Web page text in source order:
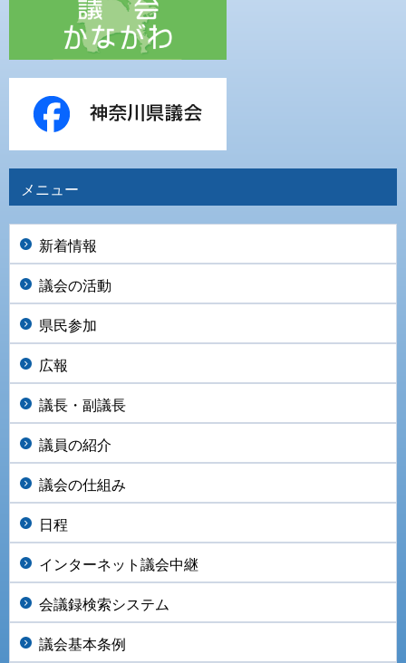
メニュー
新着情報
議会の活動
県民参加
広報
議長・副議長
議員の紹介
議会の仕組み
日程
インターネット議会中継
会議録検索システム
議会基本条例